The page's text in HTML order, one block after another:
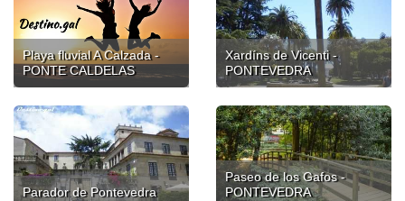
Playa fluvial A Calzada -
PONTE CALDELAS
Xardíns de Vicenti -
PONTEVEDRA
Parador de Pontevedra
Paseo de los Gafos -
PONTEVEDRA